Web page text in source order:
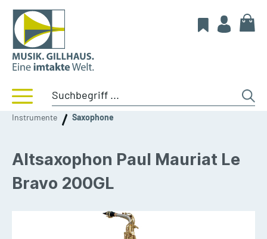
Instrumente Saxophone
Altsaxophon Paul Mauriat Le
Bravo 200GL